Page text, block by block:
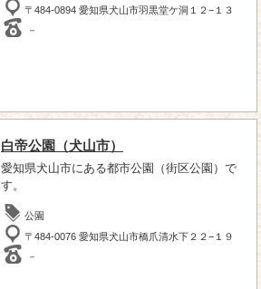
〒484-0894 愛知県犬山市羽黒堂ケ洞１２−１３
－
白帝公園（犬山市）
愛知県犬山市にある都市公園（街区公園）で
す。
公園
〒484-0076 愛知県犬山市橋爪清水下２２−１９
－